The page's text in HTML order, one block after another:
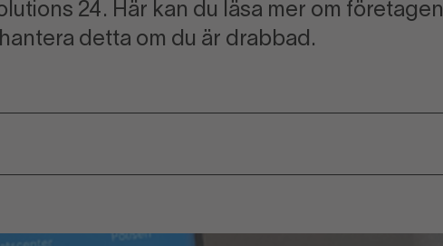
24. Här kan du läsa mer om företagen
detta om du är drabbad.